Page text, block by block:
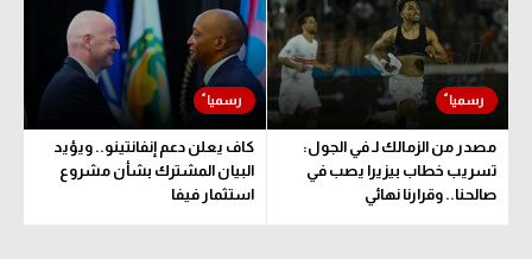
مصدر من الزمالك لـ في الجول:
تسريب خطاب بيزيرا يصب في
صالحنا.. وقرارنا نهائي
كاف يعلن دعم إنفانتينو.. ويؤيد
البيان المشترك بشأن مشروع
استثمار فيفا